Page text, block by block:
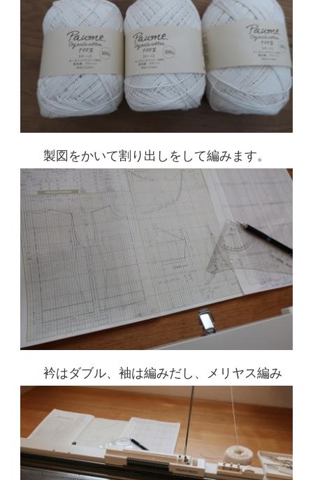
製図をかいて割り出しをして編みます。
衿はダブル、袖は編みだし、メリヤス編み